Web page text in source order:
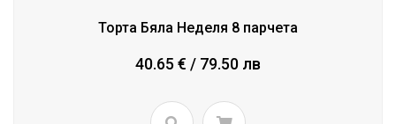
Торта Бяла Неделя 8 парчета
40.65 € / 79.50 лв